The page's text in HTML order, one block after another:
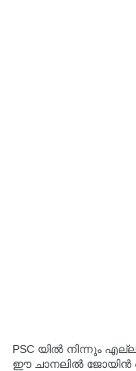
PSC യിൽ നിന്നും
ഈ ചാനലിൽ